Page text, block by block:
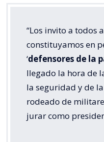
“Los invito a todos
constituyamos en
‘defensores de la
llegado la hora de
la seguridad y de
rodeado de
jurar como